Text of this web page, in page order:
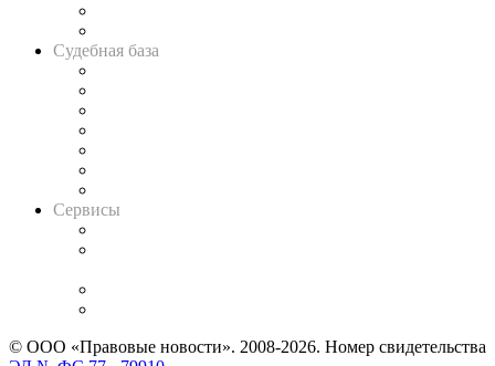
Судебная база
Сервисы
© ООО «Правовые новости». 2008-2026. Номер свидетельства